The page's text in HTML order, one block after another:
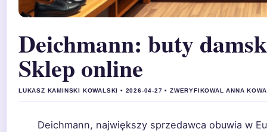
Deichmann: buty
Sklep online
LUKASZ KAMINSKI KOWALSKI • 2026-04-27 • ZWERYFIKOWAL ANNA
Deichmann, największy sprzedawca obuwia w